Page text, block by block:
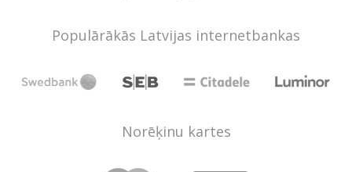
Populārākās Latvijas internetbankas
Norēķinu kartes